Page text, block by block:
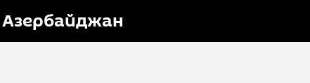
Азербайджан